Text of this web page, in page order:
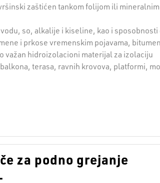
zaštićen tankom folijom ili mineralnim
so, alkalije i kiseline, kao i sposobnosti
i prkose vremenskim pojavama,
važan hidroizolacioni materijal za izolaciju
terasa, ravnih krovova, platformi,
za podno grejanje